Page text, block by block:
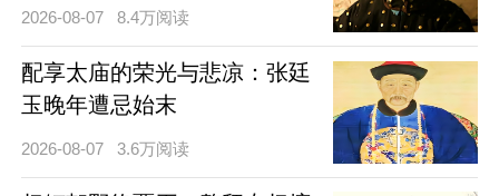
2026-08-07 8.4万阅读
配享太庙的荣光与悲凉：张廷
玉晚年遭忌始末
2026-08-07 3.6万阅读